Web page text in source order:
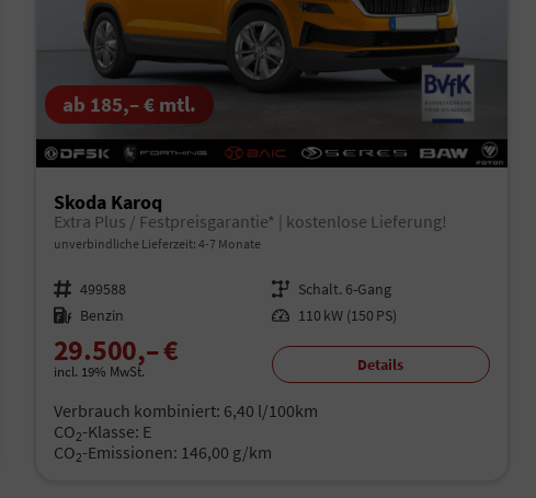
ab 185,– € mtl.
Skoda Karoq
Extra Plus / Festpreisgarantie* | kostenlose Lieferung!
unverbindliche Lieferzeit: 4-7 Monate
Fahrzeugnr. 499588 Getriebe Schalt. 6-Gang
Kraftstoff Benzin Leistung 110 kW (150 PS)
29.500,– €
incl. 19% MwSt. Details
Verbrauch kombiniert: 6,40 l/100km
CO2-Klasse: E
CO2-Emissionen: 146,00 g/km